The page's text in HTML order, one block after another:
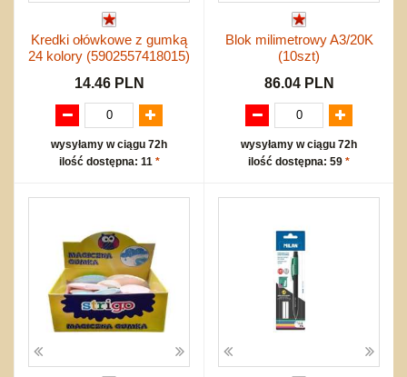
Kredki ołówkowe z gumką
24 kolory (5902557418015)
14.46 PLN
wysyłamy w ciągu 72h
ilość dostępna: 11 *
Blok milimetrowy A3/20K
(10szt)
86.04 PLN
wysyłamy w ciągu 72h
ilość dostępna: 59 *